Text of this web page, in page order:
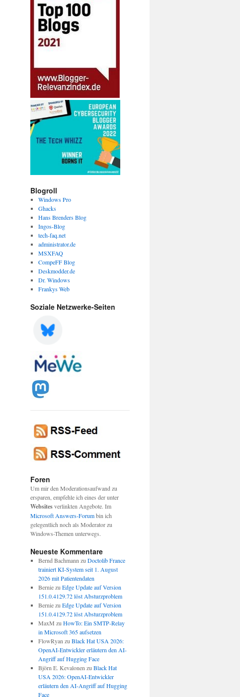
Blogroll
Windows Pro
Ghacks
Hans Brenders Blog
Ingos-Blog
tech-faq.net
administrator.de
MSXFAQ
CompeFF Blog
Deskmodder.de
Dr. Windows
Frankys Web
Soziale Netzwerke-Seiten
Foren
Um mir den Moderationsaufwand zu
ersparen, empfehle ich eines der unter
Websitesverlinkten Angebote. Im
Microsoft Answers-Forumbin ich
gelegentlich noch als Moderator zu
Windows-Themen unterwegs.
Neueste Kommentare
Bernd Bachmann zu Doctolib France
trainiert KI-System seit 1. August
2026 mit Patientendaten
Berniezu Edge Update auf Version
151.0.4129.72 löst Absturzproblem
Berniezu Edge Update auf Version
151.0.4129.72 löst Absturzproblem
MaxM zu HowTo: Ein SMTP-Relay
in Microsoft 365 aufsetzen
FlowRyan zu Black Hat USA 2026:
OpenAI-Entwickler erläutern den AI-
Angriff auf Hugging Face
Björn E. Kevalonen zu Black Hat
USA 2026: OpenAI-Entwickler
erläutern den AI-Angriff auf Hugging
Face